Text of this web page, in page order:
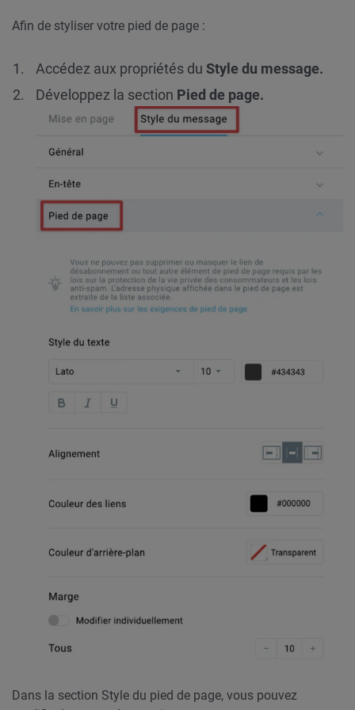
Afin de styliser votre pied de page :
Accédez aux propriétés du Style du message.
Développez la section Pied de page.
Dans la section Style du pied de page, vous pouvez